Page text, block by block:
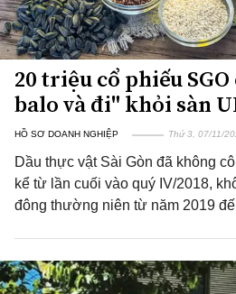
20 triệu cổ phiếu
balo và đi" khỏi sàn
HỒ SƠ DOANH NGHIỆP Thứ 3, 07/11/
Dầu thực vật Sài Gòn đã không
kể từ lần cuối vào quý IV/2018,
đông thường niên từ năm 2019